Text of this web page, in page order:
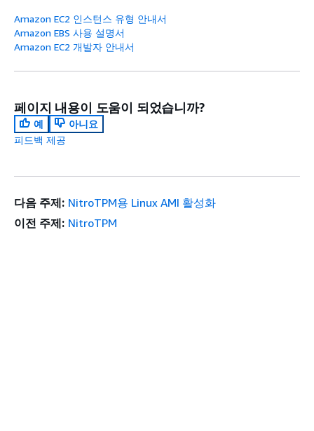
Amazon EC2 인스턴스 유형 안내서
Amazon EBS 사용 설명서
Amazon EC2 개발자 안내서
페이지 내용이 도움이 되었습니까?
예
아니요
피드백 제공
다음 주제: NitroTPM용 Linux AMI 활성화
이전 주제: NitroTPM